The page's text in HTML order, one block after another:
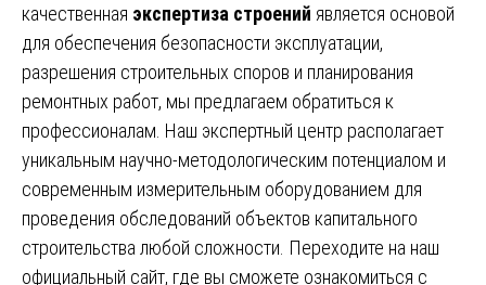
качественная экспертиза строений является основой
для обеспечения безопасности эксплуатации,
разрешения строительных споров и планирования
ремонтных работ, мы предлагаем обратиться к
профессионалам. Наш экспертный центр располагает
уникальным научно-методологическим потенциалом и
современным измерительным оборудованием для
проведения обследований объектов капитального
строительства любой сложности. Переходите на наш
официальный сайт, где вы сможете ознакомиться с